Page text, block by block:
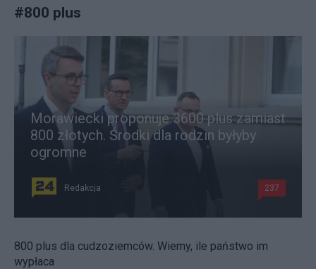
#800 plus
Morawiecki proponuje 3600 plus zamiast
800 złotych. Środki dla rodzin byłyby
ogromne
Redakcja 237
800 plus dla cudzoziemców. Wiemy, ile państwo im
wypłaca